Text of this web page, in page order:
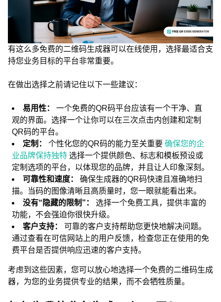
有这么多免费的二维码生成器可以在线使用，选择最适合支
持您业务目标的平台非常重要。
在做出选择之前请记住以下一些建议：
易用性： 一个免费的QR码平台应该有一个干净、直
观的界面。选择一个让你可以在三次点击内创建和定制
QR码的平台。
定制： 个性化您的QR码的能力至关重要 确保您的企
业品牌保持独特 选择一个提供颜色、标志和模板预设或
定制选项的平台，以体现您的品牌，并且让人印象深刻。
可靠性和速度： 确保生成器的QR码快速且准确地扫
描。当码的图像清晰且高质量时，您一眼就能看出来。
没有“隐藏的限制”： 选择一个免费工具，提供丰富的
功能，不会强迫你很快升级。
客户支持： 可靠的客户支持帮助您更快地解决问题。
通过查看在可信网站上的用户反馈，检查您正在使用的免
费平台是否提供响应迅速的客户支持。
考虑到这些因素，您可以放心地选择一个免费的二维码生成
器，为您的业务提供专业的结果，而不会牺牲质量。